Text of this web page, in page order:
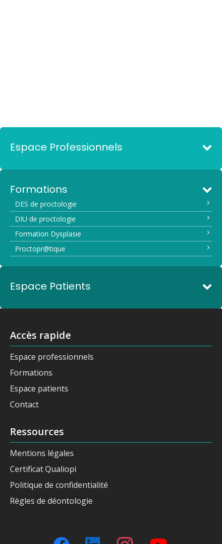
Espace Professionnels
Formations
DES de proctologie
DIU de proctologie
Formation Dysplasie
Proctopr@tique
Espace Patients
Accès rapide
Espace professionnels
Formations
Espace patients
Contact
Ressources
Mentions légales
Certificat Qualiopi
Politique de confidentialité
Règles de déontologie